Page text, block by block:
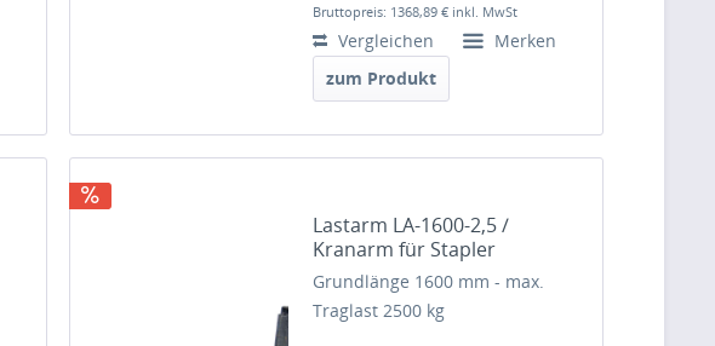
Bruttopreis: 1368,89 € inkl. MwSt
Vergleichen
Merken
zum Produkt
Lastarm LA-1600-2,5 /
Kranarm für Stapler
Grundlänge 1600 mm - max.
Traglast 2500 kg